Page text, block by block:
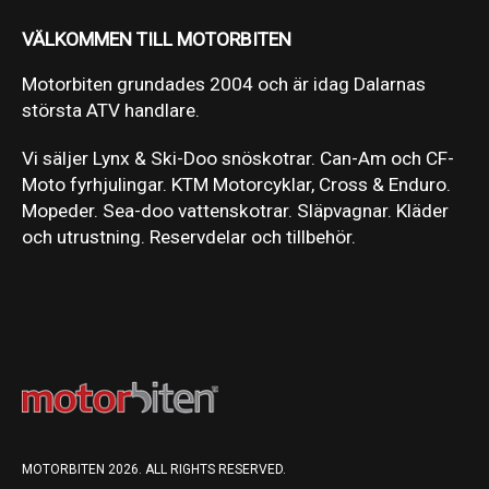
VÄLKOMMEN TILL MOTORBITEN
Motorbiten grundades 2004 och är idag Dalarnas
största ATV handlare.
Vi säljer Lynx & Ski-Doo snöskotrar. Can-Am och CF-
Moto fyrhjulingar. KTM Motorcyklar, Cross & Enduro.
Mopeder. Sea-doo vattenskotrar. Släpvagnar. Kläder
och utrustning. Reservdelar och tillbehör.
MOTORBITEN 2026. ALL RIGHTS RESERVED.